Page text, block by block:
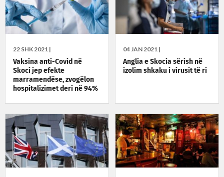
22 SHK 2021 |
Vaksina anti-Covid në
Skoci jep efekte
marramendëse, zvogëlon
hospitalizimet deri në 94%
04 JAN 2021 |
Anglia e Skocia sërish në
izolim shkaku i virusit të ri